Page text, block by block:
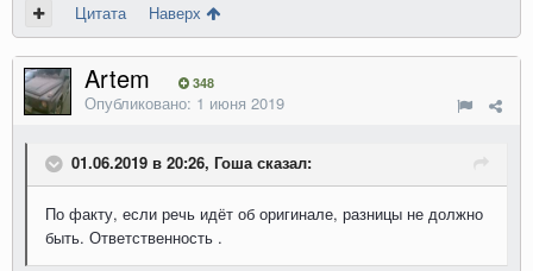
Цитата Наверх
Artem 348
Опубликовано: 1 июня 2019
01.06.2019 в 20:26, Гоша сказал:
По факту, если речь идёт об оригинале, разницы не должно
быть. Ответственность .